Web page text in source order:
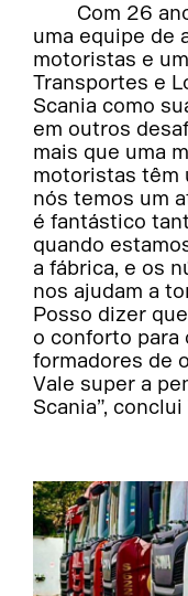
Com 26
uma equipe de
motoristas e
Transportes e
Scania como
em outros
mais que uma
motoristas têm
nós temos um
é fantástico
quando
a fábrica, e os
nos ajudam a
Posso dizer
o conforto para
formadores de
Vale super a
Scania”,